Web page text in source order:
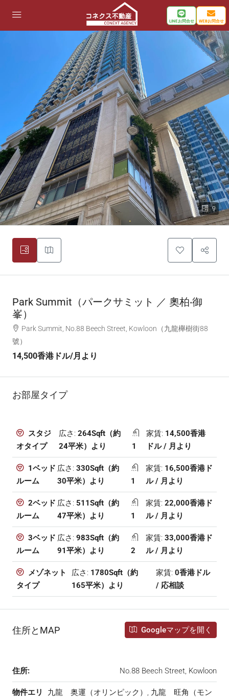
LINEお問合せ WEBお問合せ
9
Park Summit（パークサミット ／ 奧柏‧御
峯）
Park Summit, No.88 Beech Street, Kowloon（九龍櫸樹街88
號）
14,500香港ドル/月より
お部屋タイプ
スタジ
オタイプ
広さ: 264Sqft（約
24平米）より
1
家賃: 14,500香港
ドル / 月より
1ベッド
ルーム
広さ: 330Sqft（約
30平米）より
1
家賃: 16,500香港ド
ル / 月より
2ベッド
ルーム
広さ: 511Sqft（約
47平米）より
1
家賃: 22,000香港ド
ル / 月より
3ベッド
ルーム
広さ: 983Sqft（約
91平米）より
2
家賃: 33,000香港ド
ル / 月より
メゾネット
タイプ
広さ: 1780Sqft（約
165平米）より
家賃: 0香港ドル
/ 応相談
住所とMAP Googleマップを開く
住所: No.88 Beech Street, Kowloon
物件エリ
九龍 奥運（オリンピック）, 九龍 旺角（モン